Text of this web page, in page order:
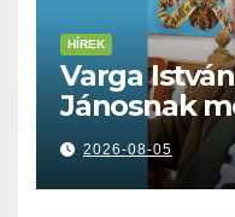
HÍREK
Varga
Jánosnak
kell tennünk
2026-08-05